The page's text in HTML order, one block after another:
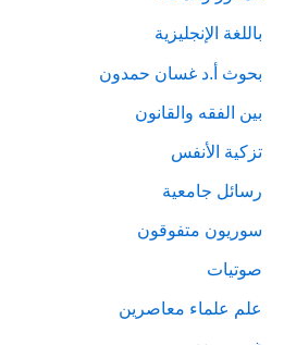
باللغة الإنجليزية
بحوث أ.د غسان حمدون
بين الفقه والقانون
تزكية الأنفس
رسائل جامعية
سوريون متفوقون
صوتيات
علم علماء معاصرين